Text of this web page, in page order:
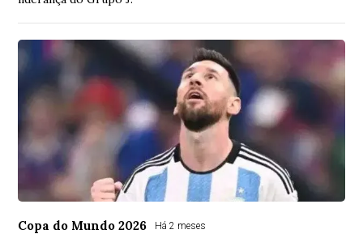
Copa do Mundo 2026 Há 2 meses